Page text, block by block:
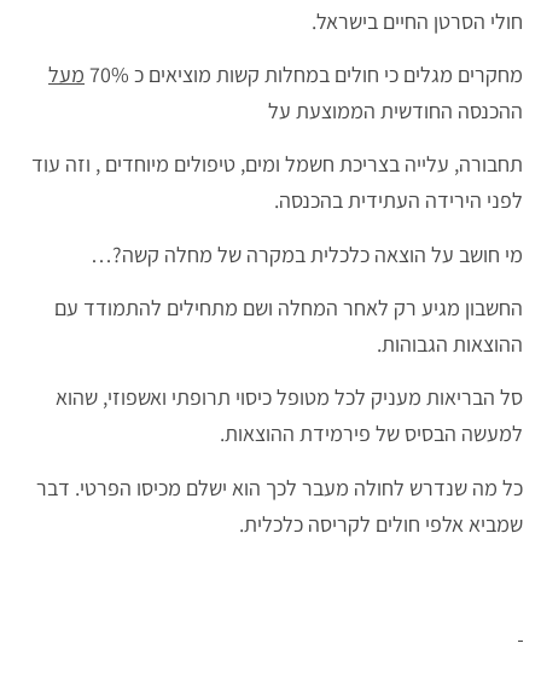
חולי הסרטן החיים בישראל.
מחקרים מגלים כי חולים במחלות קשות מוציאים כ 70%
מעל
ההכנסה החודשית הממוצעת על
תחבורה, עלייה בצריכת חשמל ומים, טיפולים מיוחדים , וזה עוד
לפני הירידה העתידית בהכנסה.
מי חושב על הוצאה כלכלית במקרה של מחלה קשה?…
החשבון מגיע רק לאחר המחלה ושם מתחילים להתמודד עם
ההוצאות הגבוהות.
סל הבריאות מעניק לכל מטופל כיסוי תרופתי ואשפוזי, שהוא
למעשה הבסיס של פירמידת ההוצאות.
כל מה שנדרש לחולה מעבר לכך הוא ישלם מכיסו הפרטי. דבר
שמביא אלפי חולים לקריסה כלכלית.